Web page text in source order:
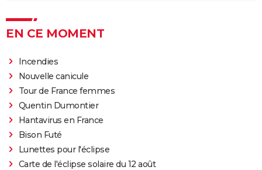
EN CE MOMENT
Incendies
Nouvelle canicule
Tour de France femmes
Quentin Dumontier
Hantavirus en France
Bison Futé
Lunettes pour l'éclipse
Carte de l'éclipse solaire du 12 août